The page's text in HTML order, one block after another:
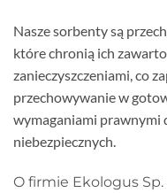
Nasze sorbenty są
które chronią ich
zanieczyszczeniami, co
przechowywanie w
wymaganiami prawnymi
niebezpiecznych.
O firmie Ekologus Sp.